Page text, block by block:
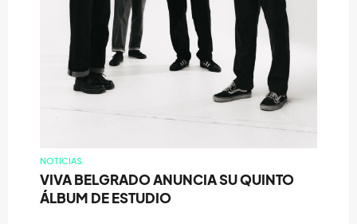
NOTICIAS
VIVA BELGRADO ANUNCIA SU QUINTO
ÁLBUM DE ESTUDIO